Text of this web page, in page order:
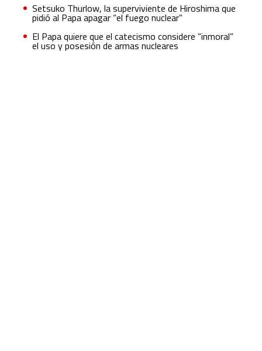
Setsuko Thurlow, la superviviente de Hiroshima que
pidió al Papa apagar “el fuego nuclear”
El Papa quiere que el catecismo considere “inmoral”
el uso y posesión de armas nucleares